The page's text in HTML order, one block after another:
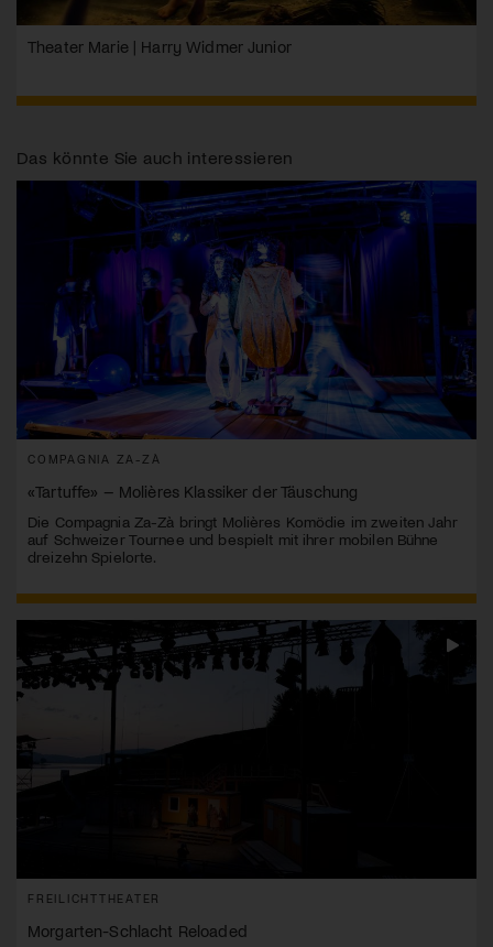
Theater Marie | Harry Widmer Junior
Das könnte Sie auch interessieren
COMPAGNIA ZA-ZÀ
«Tartuffe» – Molières Klassiker der Täuschung
Die Compagnia Za-Zà bringt Molières Komödie im zweiten Jahr
auf Schweizer Tournee und bespielt mit ihrer mobilen Bühne
dreizehn Spielorte.
FREILICHTTHEATER
Morgarten-Schlacht Reloaded